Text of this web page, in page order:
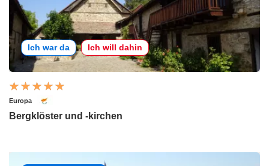
Ich war da Ich will dahin
Europa
Bergklöster und -kirchen